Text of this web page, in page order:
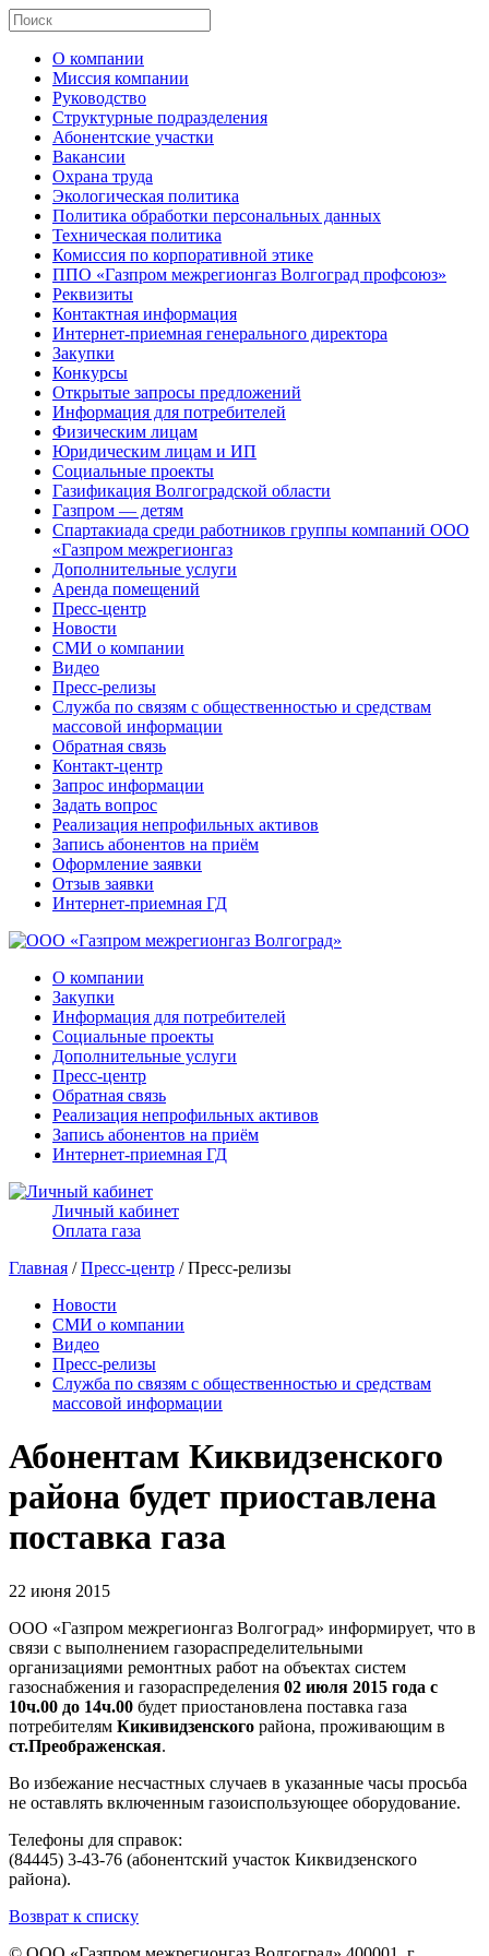
О компании
Миссия компании
Руководство
Структурные подразделения
Абонентские участки
Вакансии
Охрана труда
Экологическая политика
Политика обработки персональных данных
Техническая политика
Комиссия по корпоративной этике
ППО «Газпром межрегионгаз Волгоград профсоюз»
Реквизиты
Контактная информация
Интернет-приемная генерального директора
Закупки
Конкурсы
Открытые запросы предложений
Информация для потребителей
Физическим лицам
Юридическим лицам и ИП
Социальные проекты
Газификация Волгоградской области
Газпром — детям
Спартакиада среди работников группы компаний ООО
«Газпром межрегионгаз
Дополнительные услуги
Аренда помещений
Пресс-центр
Новости
СМИ о компании
Видео
Пресс-релизы
Служба по связям с общественностью и средствам
массовой информации
Обратная связь
Контакт-центр
Запрос информации
Задать вопрос
Реализация непрофильных активов
Запись абонентов на приём
Оформление заявки
Отзыв заявки
Интернет-приемная ГД
О компании
Закупки
Информация для потребителей
Социальные проекты
Дополнительные услуги
Пресс-центр
Обратная связь
Реализация непрофильных активов
Запись абонентов на приём
Интернет-приемная ГД
Личный кабинет
Оплата газа
Главная /Пресс-центр / Пресс-релизы
Новости
СМИ о компании
Видео
Пресс-релизы
Служба по связям с общественностью и средствам
массовой информации
Абонентам Киквидзенского
района будет приоставлена
поставка газа
22 июня 2015
ООО «Газпром межрегионгаз Волгоград» информирует, что в
связи с выполнением газораспределительными
организациями ремонтных работ на объектах систем
газоснабжения и газораспределения 02 июля 2015 года с
10ч.00 до 14ч.00 будет приостановлена поставка газа
потребителям Кикивидзенского района, проживающим в
ст.Преображенская.
Во избежание несчастных случаев в указанные часы просьба
не оставлять включенным газоиспользующее оборудование.
Телефоны для справок:
(84445) 3-43-76 (абонентский участок Киквидзенского
района).
Возврат к списку